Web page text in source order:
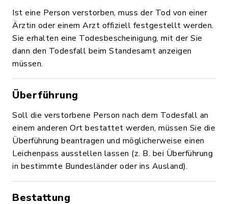
Ist eine Person verstorben, muss der Tod von einer
Ärztin oder einem Arzt offiziell festgestellt werden.
Sie erhalten eine Todesbescheinigung, mit der Sie
dann den Todesfall beim Standesamt anzeigen
müssen.
Überführung
Soll die verstorbene Person nach dem Todesfall an
einem anderen Ort bestattet werden, müssen Sie die
Überführung beantragen und möglicherweise einen
Leichenpass ausstellen lassen (z. B. bei Überführung
in bestimmte Bundesländer oder ins Ausland).
Bestattung